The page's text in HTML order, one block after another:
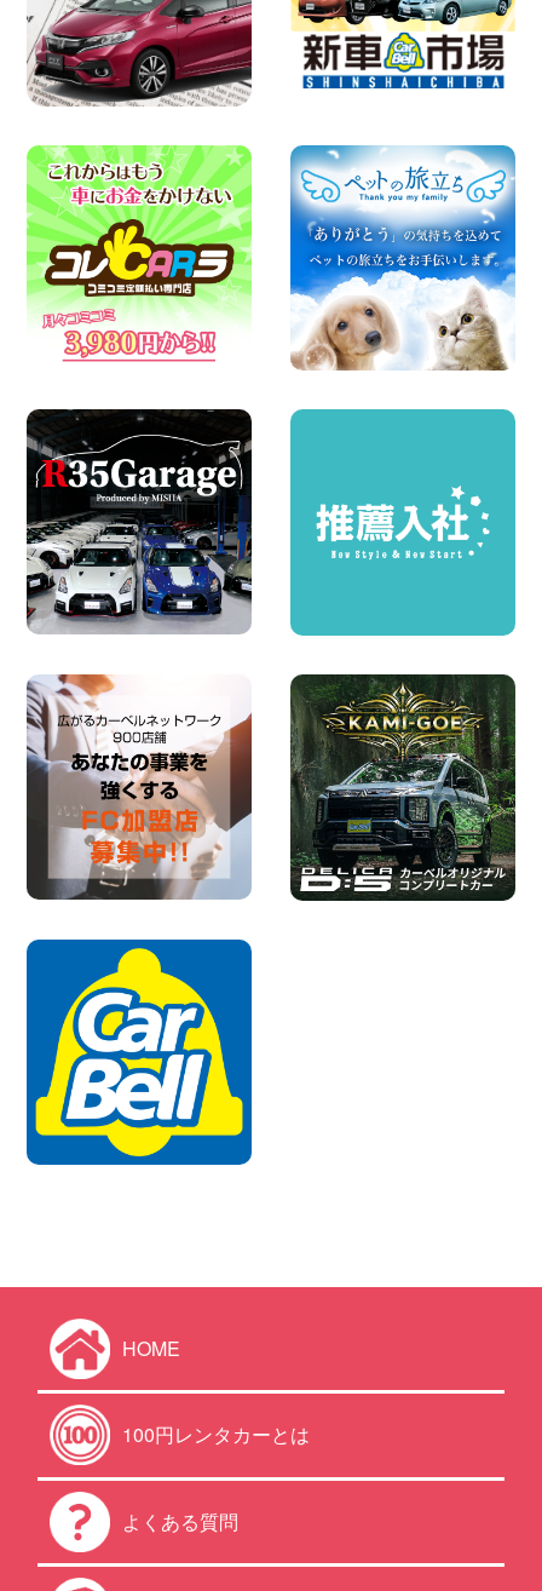
100円レンタカー 福島笹木野
2026年08月05日
※※超格安日額5,800円※※荷物運びに最適
の軽バンのレンタカー!! 出雲ドーム前店
島根県 出雲ドーム前店
2026年08月05日
人気のスペイドワゴン ライトブルーで登
場です! 東京都 羽田空港店
100円レンタカー 羽田空港
2026年08月04日
お引越しに便利で最適!(禁煙車両) 香川県
坂出川津店
100円レンタカー 坂出川津
2026年08月04日
ちょっとそこまで。もっと気軽に 埼玉県
100円レンタカー 西武秩父駅前
圧倒的な存在感!【トヨタ・メガクルーザ
ー】を体感できるチャンスです! 千葉県
千葉北店
100円レンタカー 千葉北
2026年08月03日
★五所川原の夏を100円レンタカーで満
喫しよう!★ 青森県 五所川原店
HOME
100円レンタカーとは
よくある質問